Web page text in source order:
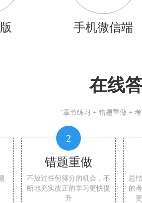
手机微信端
在线
“章节练习 + 错题重做 +
2
错题重做
不放过任何得分的机会，不
断地充实改正的学习更快提
升
总
的